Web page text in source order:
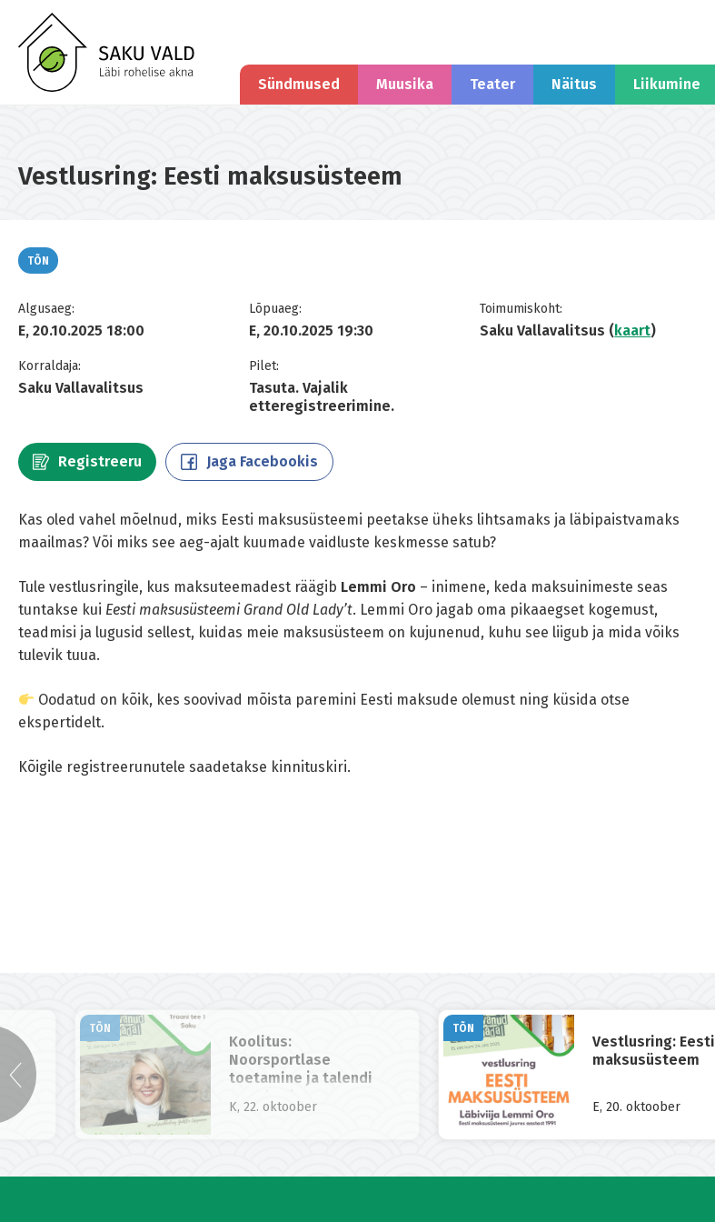
Sündmused Muusika Teater Näitus Liikumine
Vestlusring: Eesti maksusüsteem
TÕN
Algusaeg:
E, 20.10.2025 18:00
Lõpuaeg:
E, 20.10.2025 19:30
Toimumiskoht:
Saku Vallavalitsus (kaart)
Korraldaja:
Saku Vallavalitsus
Pilet:
Tasuta. Vajalik
etteregistreerimine.
Registreeru Jaga Facebookis
Kas oled vahel mõelnud, miks Eesti maksusüsteemi peetakse üheks lihtsamaks ja läbipaistvamaks
maailmas? Või miks see aeg-ajalt kuumade vaidluste keskmesse satub?
Tule vestlusringile, kus maksuteemadest räägib Lemmi Oro – inimene, keda maksuinimeste seas
tuntakse kui Eesti maksusüsteemi Grand Old Lady’t. Lemmi Oro jagab oma pikaaegset kogemust,
teadmisi ja lugusid sellest, kuidas meie maksusüsteem on kujunenud, kuhu see liigub ja mida võiks
tulevik tuua.
Oodatud on kõik, kes soovivad mõista paremini Eesti maksude olemust ning küsida otse
ekspertidelt.
Kõigile registreerunutele saadetakse kinnituskiri.
TÕN
Koolitus:
Noorsportlase
toetamine ja talendi
K, 22. oktoober
TÕN
Vestlusring: Eesti
maksusüsteem
E, 20. oktoober